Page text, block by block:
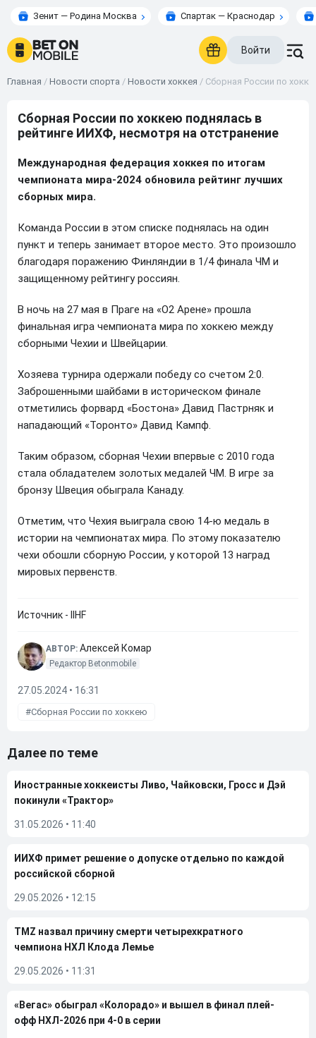
Зенит — Родина Москва Спартак — Краснодар
Войти
Главная / Новости спорта / Новости хоккея / Сборная России по
Сборная России по хоккею поднялась в
рейтинге ИИХФ, несмотря на отстранение
Международная федерация хоккея по итогам
чемпионата мира-2024 обновила рейтинг лучших
сборных мира.
Команда России в этом списке поднялась на один
пункт и теперь занимает второе место. Это произошло
благодаря поражению Финляндии в 1/4 финала ЧМ и
защищенному рейтингу россиян.
В ночь на 27 мая в Праге на «О2 Арене» прошла
финальная игра чемпионата мира по хоккею между
сборными Чехии и Швейцарии.
Хозяева турнира одержали победу со счетом 2:0.
Заброшенными шайбами в историческом финале
отметились форвард «Бостона» Давид Пастрняк и
нападающий «Торонто» Давид Кампф.
Таким образом, сборная Чехии впервые с 2010 года
стала обладателем золотых медалей ЧМ. В игре за
бронзу Швеция обыграла Канаду.
Отметим, что Чехия выиграла свою 14-ю медаль в
истории на чемпионатах мира. По этому показателю
чехи обошли сборную России, у которой 13 наград
мировых первенств.
Источник - IIHF
АВТОР: Алексей Комар
Редактор Betonmobile
27.05.2024 • 16:31
Сборная России по хоккею
Далее по теме
Иностранные хоккеисты Ливо, Чайковски, Гросс и Дэй
покинули «Трактор»
31.05.2026 • 11:40
ИИХФ примет решение о допуске отдельно по каждой
российской сборной
29.05.2026 • 12:15
TMZ назвал причину смерти четырехкратного
чемпиона НХЛ Клода Лемье
29.05.2026 • 11:31
«Вегас» обыграл «Колорадо» и вышел в финал плей-
офф НХЛ-2026 при 4-0 в серии